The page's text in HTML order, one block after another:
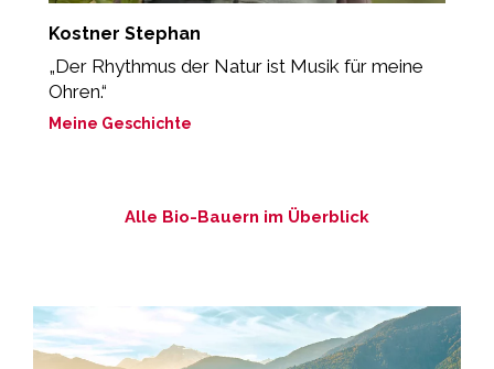
Kostner Stephan
„Der Rhythmus der Natur ist Musik für meine
Ohren.“
Meine Geschichte
Alle Bio-Bauern im Überblick